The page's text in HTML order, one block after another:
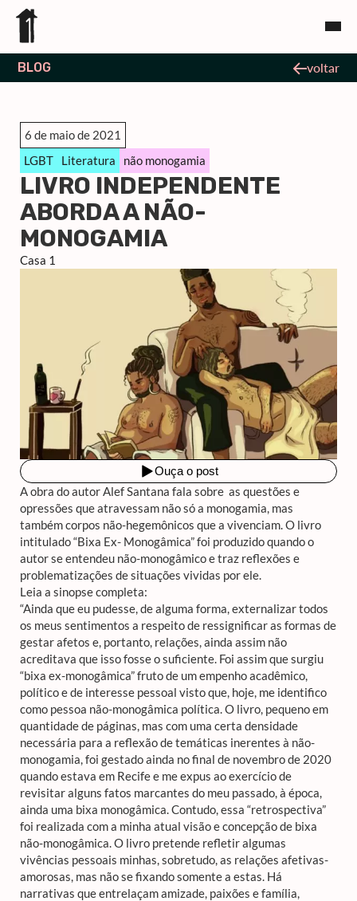
BLOG voltar
6 de maio de 2021
LGBT
Literatura não monogamia
LIVRO INDEPENDENTE
ABORDA A NÃO-
MONOGAMIA
Casa 1
A obra do autor Alef Santana fala sobre as questões e
opressões que atravessam não só a monogamia, mas
também corpos não-hegemônicos que a vivenciam. O livro
intitulado “Bixa Ex- Monogâmica” foi produzido quando o
autor se entendeu não-monogâmico e traz reflexões e
problematizações de situações vividas por ele.
Leia a sinopse completa:
“Ainda que eu pudesse, de alguma forma, externalizar todos
os meus sentimentos a respeito de ressignificar as formas de
gestar afetos e, portanto, relações, ainda assim não
acreditava que isso fosse o suficiente. Foi assim que surgiu
“bixa ex-monogâmica” fruto de um empenho acadêmico,
político e de interesse pessoal visto que, hoje, me identifico
como pessoa não-monogâmica política. O livro, pequeno em
quantidade de páginas, mas com uma certa densidade
necessária para a reflexão de temáticas inerentes à não-
monogamia, foi gestado ainda no final de novembro de 2020
quando estava em Recife e me expus ao exercício de
revisitar alguns fatos marcantes do meu passado, à época,
ainda uma bixa monogâmica. Contudo, essa “retrospectiva”
foi realizada com a minha atual visão e concepção de bixa
não-monogâmica. O livro pretende refletir algumas
vivências pessoais minhas, sobretudo, as relações afetivas-
amorosas, mas não se fixando somente a estas. Há
narrativas que entrelaçam amizade, paixões e família,